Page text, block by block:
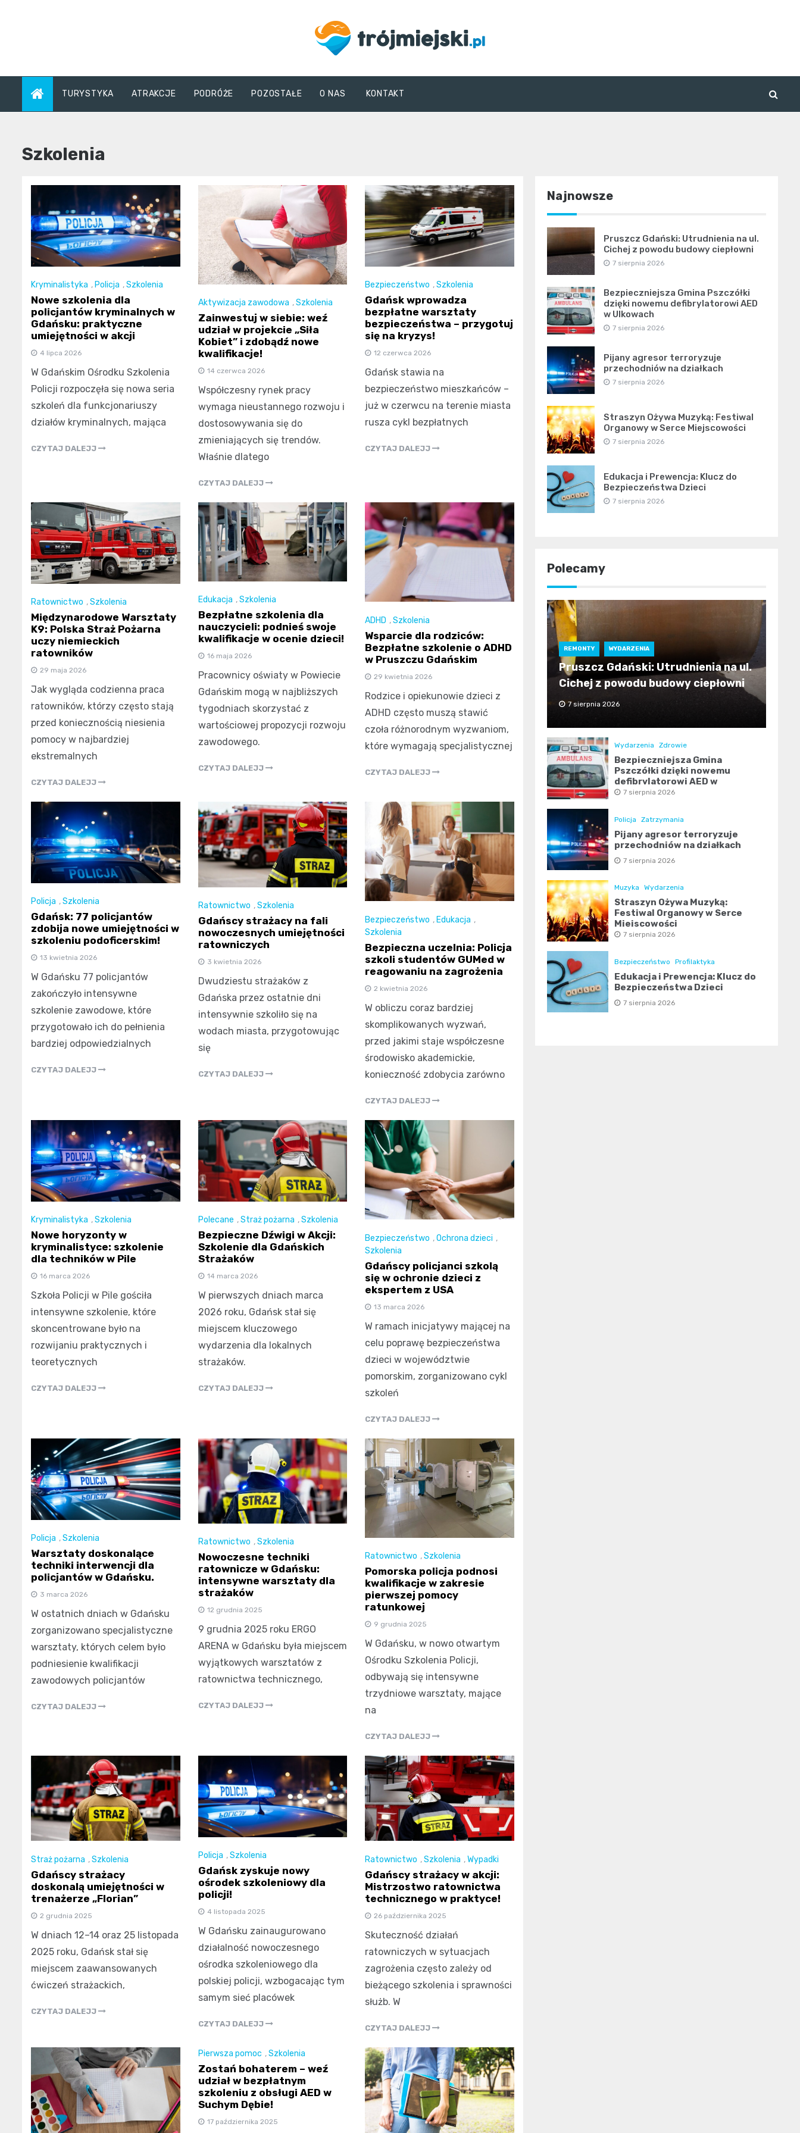
trojmiejski.pl
TURYSTYKA ATRAKCJE PODRÓŻE POZOSTAŁE O NAS KONTAKT
Szkolenia
Kryminalistyka , Policja ,Szkolenia
Nowe szkolenia dla
policjantów kryminalnych w
Gdańsku: praktyczne
umiejętności w akcji
4 lipca 2026
W Gdańskim Ośrodku Szkolenia
Policji rozpoczęła się nowa seria
szkoleń dla funkcjonariuszy
działów kryminalnych, mająca
CZYTAJ DALEJJ
Aktywizacja zawodowa ,Szkolenia
Zainwestuj w siebie: weź
udział w projekcie „Siła
Kobiet” i zdobądź nowe
kwalifikacje!
14 czerwca 2026
Współczesny rynek pracy
wymaga nieustannego rozwoju i
dostosowywania się do
zmieniających się trendów.
Właśnie dlatego
CZYTAJ DALEJJ
Bezpieczeństwo ,Szkolenia
Gdańsk wprowadza
bezpłatne warsztaty
bezpieczeństwa – przygotuj
się na kryzys!
12 czerwca 2026
Gdańsk stawia na
bezpieczeństwo mieszkańców –
już w czerwcu na terenie miasta
rusza cykl bezpłatnych
CZYTAJ DALEJJ
Ratownictwo ,Szkolenia
Międzynarodowe Warsztaty
K9: Polska Straż Pożarna
uczy niemieckich
ratowników
29 maja 2026
Jak wygląda codzienna praca
ratowników, którzy często stają
przed koniecznością niesienia
pomocy w najbardziej
ekstremalnych
CZYTAJ DALEJJ
Edukacja ,Szkolenia
Bezpłatne szkolenia dla
nauczycieli: podnieś swoje
kwalifikacje w ocenie dzieci!
16 maja 2026
Pracownicy oświaty w Powiecie
Gdańskim mogą w najbliższych
tygodniach skorzystać z
wartościowej propozycji rozwoju
zawodowego.
CZYTAJ DALEJJ
ADHD ,Szkolenia
Wsparcie dla rodziców:
Bezpłatne szkolenie o ADHD
w Pruszczu Gdańskim
29 kwietnia 2026
Rodzice i opiekunowie dzieci z
ADHD często muszą stawić
czoła różnorodnym wyzwaniom,
które wymagają specjalistycznej
CZYTAJ DALEJJ
Policja ,Szkolenia
Gdańsk: 77 policjantów
zdobija nowe umiejętności w
szkoleniu podoficerskim!
13 kwietnia 2026
W Gdańsku 77 policjantów
zakończyło intensywne
szkolenie zawodowe, które
przygotowało ich do pełnienia
bardziej odpowiedzialnych
CZYTAJ DALEJJ
Ratownictwo ,Szkolenia
Gdańscy strażacy na fali
nowoczesnych umiejętności
ratowniczych
3 kwietnia 2026
Dwudziestu strażaków z
Gdańska przez ostatnie dni
intensywnie szkoliło się na
wodach miasta, przygotowując
się
CZYTAJ DALEJJ
Bezpieczeństwo , Edukacja ,
Szkolenia
Bezpieczna uczelnia: Policja
szkoli studentów GUMed w
reagowaniu na zagrożenia
2 kwietnia 2026
W obliczu coraz bardziej
skomplikowanych wyzwań,
przed jakimi staje współczesne
środowisko akademickie,
konieczność zdobycia zarówno
CZYTAJ DALEJJ
Kryminalistyka ,Szkolenia
Nowe horyzonty w
kryminalistyce: szkolenie
dla techników w Pile
16 marca 2026
Szkoła Policji w Pile gościła
intensywne szkolenie, które
skoncentrowane było na
rozwijaniu praktycznych i
teoretycznych
CZYTAJ DALEJJ
Polecane ,Straż pożarna ,Szkolenia
Bezpieczne Dźwigi w Akcji:
Szkolenie dla Gdańskich
Strażaków
14 marca 2026
W pierwszych dniach marca
2026 roku, Gdańsk stał się
miejscem kluczowego
wydarzenia dla lokalnych
strażaków.
CZYTAJ DALEJJ
Bezpieczeństwo ,Ochrona dzieci ,
Szkolenia
Gdańscy policjanci szkolą
się w ochronie dzieci z
ekspertem z USA
13 marca 2026
W ramach inicjatywy mającej na
celu poprawę bezpieczeństwa
dzieci w województwie
pomorskim, zorganizowano cykl
szkoleń
CZYTAJ DALEJJ
Policja ,Szkolenia
Warsztaty doskonalące
techniki interwencji dla
policjantów w Gdańsku.
3 marca 2026
W ostatnich dniach w Gdańsku
zorganizowano specjalistyczne
warsztaty, których celem było
podniesienie kwalifikacji
zawodowych policjantów
CZYTAJ DALEJJ
Ratownictwo ,Szkolenia
Nowoczesne techniki
ratownicze w Gdańsku:
intensywne warsztaty dla
strażaków
12 grudnia 2025
9 grudnia 2025 roku ERGO
ARENA w Gdańsku była miejscem
wyjątkowych warsztatów z
ratownictwa technicznego,
CZYTAJ DALEJJ
Ratownictwo ,Szkolenia
Pomorska policja podnosi
kwalifikacje w zakresie
pierwszej pomocy
ratunkowej
9 grudnia 2025
W Gdańsku, w nowo otwartym
Ośrodku Szkolenia Policji,
odbywają się intensywne
trzydniowe warsztaty, mające
na
CZYTAJ DALEJJ
Straż pożarna ,Szkolenia
Gdańscy strażacy
doskonalą umiejętności w
trenażerze „Florian”
2 grudnia 2025
W dniach 12–14 oraz 25 listopada
2025 roku, Gdańsk stał się
miejscem zaawansowanych
ćwiczeń strażackich,
CZYTAJ DALEJJ
Policja ,Szkolenia
Gdańsk zyskuje nowy
ośrodek szkoleniowy dla
policji!
4 listopada 2025
W Gdańsku zainaugurowano
działalność nowoczesnego
ośrodka szkoleniowego dla
polskiej policji, wzbogacając tym
samym sieć placówek
CZYTAJ DALEJJ
Ratownictwo ,Szkolenia ,Wypadki
Gdańscy strażacy w akcji:
Mistrzostwo ratownictwa
technicznego w praktyce!
26 października 2025
Skuteczność działań
ratowniczych w sytuacjach
zagrożenia często zależy od
bieżącego szkolenia i sprawności
służb. W
CZYTAJ DALEJJ
Pierwsza pomoc ,Szkolenia
Zostań bohaterem – weź
udział w bezpłatnym
szkoleniu z obsługi AED w
Suchym Dębie!
17 października 2025
Najnowsze
Pruszcz Gdański: Utrudnienia na ul.
Cichej z powodu budowy ciepłowni
7 sierpnia 2026
Bezpieczniejsza Gmina Pszczółki
dzięki nowemu defibrylatorowi AED
w Ulkowach
7 sierpnia 2026
Pijany agresor terroryzuje
przechodniów na działkach
7 sierpnia 2026
Straszyn Ożywa Muzyką: Festiwal
Organowy w Serce Miejscowości
7 sierpnia 2026
Edukacja i Prewencja: Klucz do
Bezpieczeństwa Dzieci
7 sierpnia 2026
Polecamy
REMONTY WYDARZENIA
Pruszcz Gdański: Utrudnienia na ul.
Cichej z powodu budowy ciepłowni
7 sierpnia 2026
Wydarzenia Zdrowie
Bezpieczniejsza Gmina
Pszczółki dzięki nowemu
defibrylatorowi AED w
Ulkowach
7 sierpnia 2026
Policja Zatrzymania
Pijany agresor terroryzuje
przechodniów na działkach
7 sierpnia 2026
Muzyka Wydarzenia
Straszyn Ożywa Muzyką:
Festiwal Organowy w Serce
Miejscowości
7 sierpnia 2026
Bezpieczeństwo Profilaktyka
Edukacja i Prewencja: Klucz do
Bezpieczeństwa Dzieci
7 sierpnia 2026